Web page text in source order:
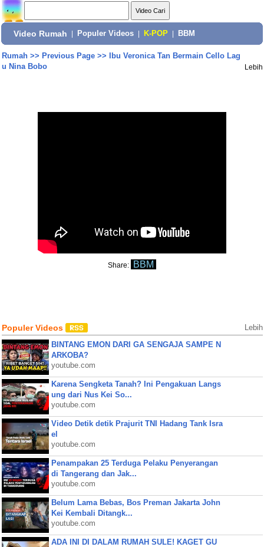
Video Rumah Populer Videos K-POP BBM
Rumah>> Previous Page>>
Ibu Veronica Tan Bermain Cello Lag
u Nina Bobo
Lebih
Share: BBM
Populer Videos Lebih
BINTANG EMON DARI GA SENGAJA SAMPE N
ARKOBA?
youtube.com
Karena Sengketa Tanah? Ini Pengakuan Langs
ung dari Nus Kei So...
youtube.com
Video Detik detik Prajurit TNI Hadang Tank Isra
el
youtube.com
Penampakan 25 Terduga Pelaku Penyerangan
di Tangerang dan Jak...
youtube.com
Belum Lama Bebas, Bos Preman Jakarta John
Kei Kembali Ditangk...
youtube.com
ADA INI DI DALAM RUMAH SULE! KAGET GU